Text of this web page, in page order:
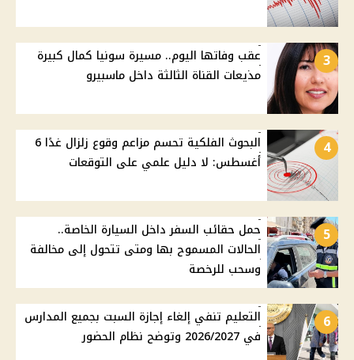
3
عقب وفاتها اليوم.. مسيرة سونيا كمال كبيرة
مذيعات القناة الثالثة داخل ماسبيرو
4
البحوث الفلكية تحسم مزاعم وقوع زلزال غدًا 6
أغسطس: لا دليل علمي على التوقعات
5
حمل حقائب السفر داخل السيارة الخاصة..
الحالات المسموح بها ومتى تتحول إلى مخالفة
وسحب للرخصة
6
التعليم تنفي إلغاء إجازة السبت بجميع المدارس
في 2026/2027 وتوضح نظام الحضور